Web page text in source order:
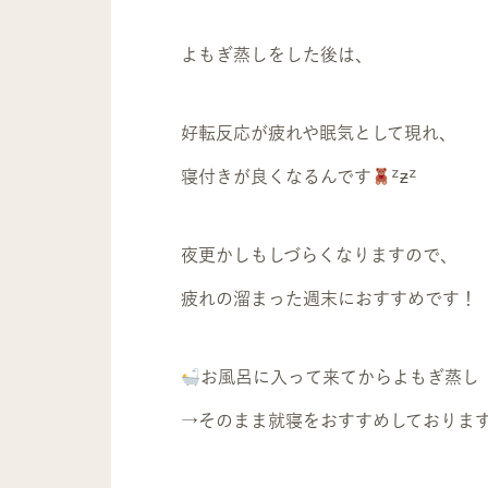
よもぎ蒸しをした後は、
好転反応が疲れや眠気として現れ、
寝付きが良くなるんです ᙆƶᙆ
夜更かしもしづらくなりますので、
疲れの溜まった週末におすすめです！
お風呂に入って来てからよもぎ蒸し
→そのまま就寝をおすすめしておりま